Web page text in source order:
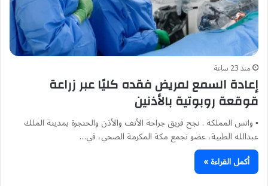
منذ 23 ساعة
إعادة السمع لمريض فقده كليًا عبر زراعة
قوقعة روبوتية بالأذنين
▪︎ واتس المملكة . نجح فريق جراحة الأنف والأذن والحنجرة بمدينة الملك
عبدالله الطبية، عضو تجمع مكة المكرمة الصحي، في…
أكمل القراءة »